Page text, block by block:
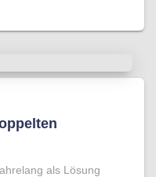
als Lösung